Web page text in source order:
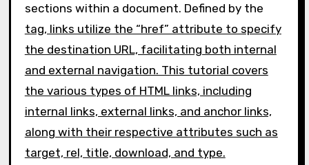
sections within a document. Defined by the
tag, links utilize the “href” attribute to specify
the destination URL, facilitating both internal
and external navigation. This tutorial covers
the various types of HTML links, including
internal links, external links, and anchor links,
along with their respective attributes such as
target, rel, title, download, and type.